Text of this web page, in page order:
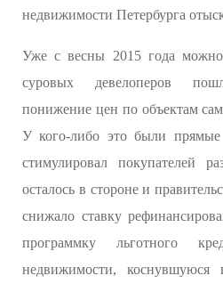
недвижимости Петербурга
Уже с весны 2015 года
суровых девелоперов
понижение цен по объектам
У кого-либо это были
стимулировал покупателей
осталось в стороне и
снижало ставку
программку льготного
недвижимости,